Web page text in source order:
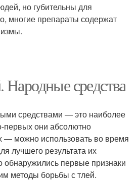
но губительны для
многие препараты содержат
Народные средства
средствами — это наиболее
первых они абсолютно
— можно использовать во время
лучшего результата их
обнаружились первые признаки
методы борьбы с тлей.